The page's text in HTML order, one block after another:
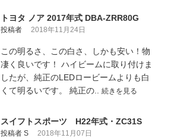
トヨタ ノア 2017年式 DBA-ZRR80G
投稿者 2018年11月24日
この明るさ、この白さ、しかも安い！物
凄く良いです！ ハイビームに取り付けま
したが、純正のLEDロービームよりも白
くて明るいです。 純正の.. 続きを見る
スイフトスポーツ H22年式・ZC31S
投稿者 S 2018年11月07日